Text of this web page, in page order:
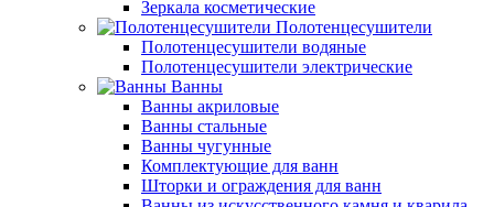
Зеркала косметические
Полотенцесушители
Полотенцесушители водяные
Полотенцесушители электрические
Ванны
Ванны акриловые
Ванны стальные
Ванны чугунные
Комплектующие для ванн
Шторки и ограждения для ванн